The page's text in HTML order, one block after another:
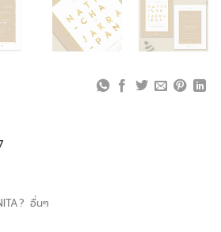
อื่นๆ